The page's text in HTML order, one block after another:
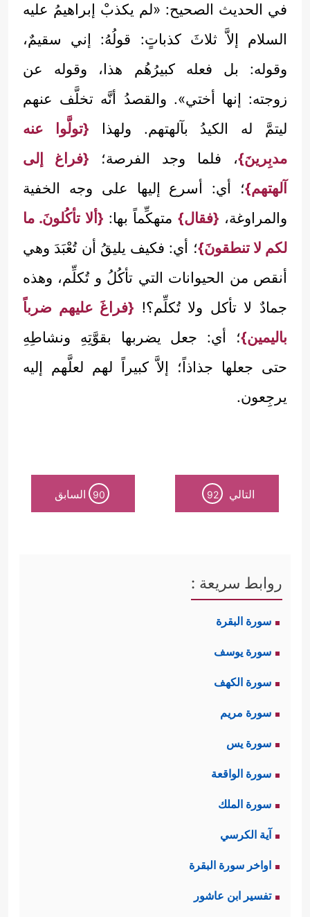
في الحديث الصحيح: «لم يكذبْ إبراهيمُ عليه
السلام إلاَّ ثلاثَ كذباتٍ: قولُهُ: إني سقيمٌ،
وقوله: بل فعله كبيرُهُم هذا، وقوله عن
زوجته: إنها أختي». والقصدُ أنَّه تخلَّف عنهم
ليتمَّ له الكيدُ بآلهتهم. ولهذا {تولَّوا عنه
مدبِرينَ}، فلما وجد الفرصة؛ {فراغ إلى
آلهتهم}؛ أي: أسرع إليها على وجه الخفية
والمراوغة، {فقال} متهكِّماً بها: {ألا تأكُلونَ. ما
لكم لا تنطقونَ}؛ أي: فكيف يليقُ أن تُعْبَدَ وهي
أنقص من الحيوانات التي تأكُلُ و تُكلِّم، وهذه
جمادٌ لا تأكل ولا تُكلِّم؟! {فراغَ عليهم ضرباً
باليمين}؛ أي: جعل يضربها بقوَّتِهِ ونشاطِهِ
حتى جعلها جذاذاً؛ إلاَّ كبيراً لهم لعلَّهم إليه
يرجِعون.
التالي 92
90 السابق
روابط سريعة :
سورة البقرة
سورة يوسف
سورة الكهف
سورة مريم
سورة يس
سورة الواقعة
سورة الملك
آية الكرسي
اواخر سورة البقرة
تفسير ابن عاشور